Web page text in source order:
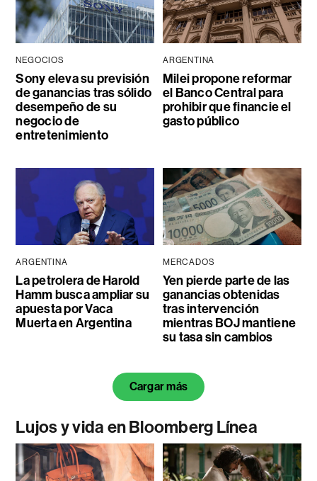
NEGOCIOS
Sony eleva su previsión
de ganancias tras sólido
desempeño de su
negocio de
entretenimiento
ARGENTINA
Milei propone reformar
el Banco Central para
prohibir que financie el
gasto público
ARGENTINA
La petrolera de Harold
Hamm busca ampliar su
apuesta por Vaca
Muerta en Argentina
MERCADOS
Yen pierde parte de las
ganancias obtenidas
tras intervención
mientras BOJ mantiene
su tasa sin cambios
Cargar más
Lujos y vida en Bloomberg Línea